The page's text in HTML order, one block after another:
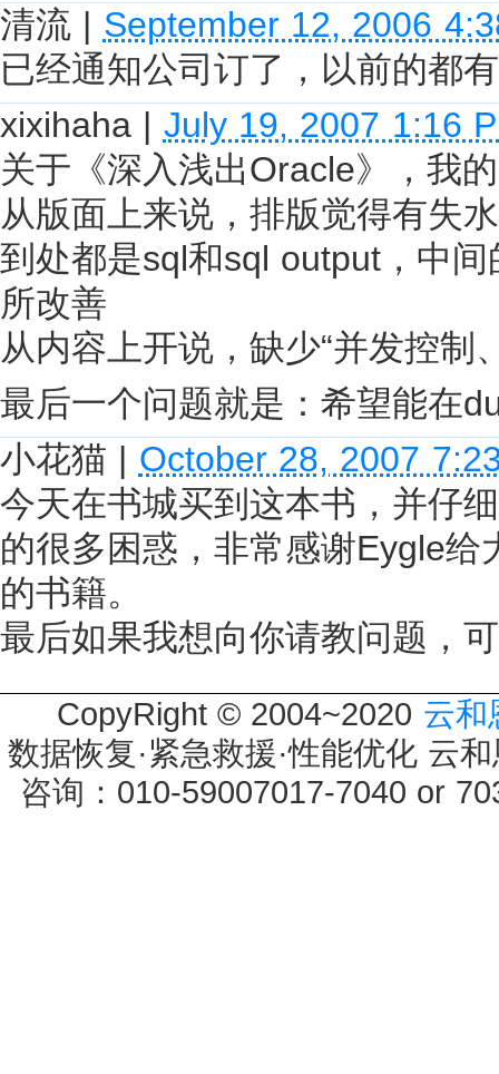
清流 | September 12, 2006
已经通知公司订了，以前的都
xixihaha | July 19, 2007 1:16
关于《深入浅出Oracle》，我
从版面上来说，排版觉得有失
到处都是sql和sql output，中
所改善
从内容上开说，缺少“并发控制
最后一个问题就是：希望能在
小花猫 | October 28, 2007
今天在书城买到这本书，并仔
的很多困惑，非常感谢Eygle
的书籍。
最后如果我想向你请教问题，
CopyRight © 2004~2020 云和
数据恢复·紧急救援·性能优化 云
咨询：010-59007017-7040 or